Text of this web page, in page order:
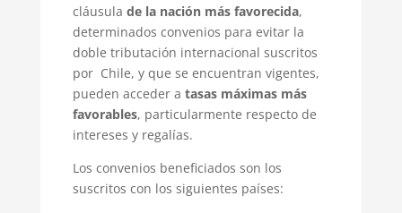
cláusula de la nación más favorecida,
determinados convenios para evitar la
doble tributación internacional suscritos
por Chile, y que se encuentran vigentes,
pueden acceder a tasas máximas más
favorables, particularmente respecto de
intereses y regalías.
Los convenios beneficiados son los
suscritos con los siguientes países: